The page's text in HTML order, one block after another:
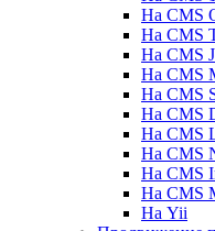
На CMS
На CMS
На CMS
На CMS
На CMS
На CMS
На CMS
На CMS
На CMS
На CMS
На Yii